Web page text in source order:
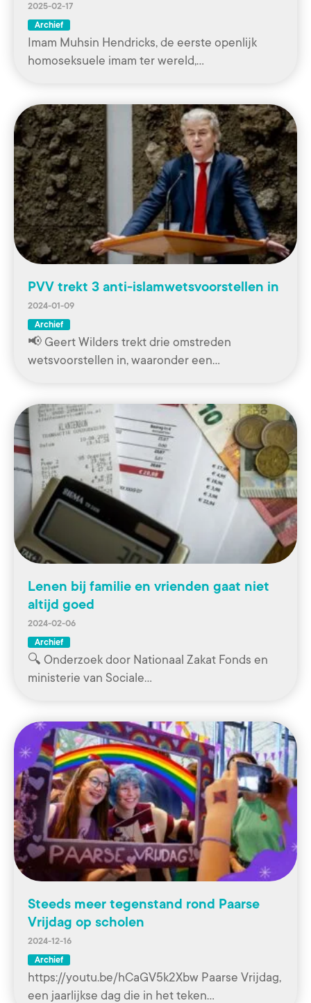
2025-02-17
Archief
Imam Muhsin Hendricks, de eerste openlijk
homoseksuele imam ter wereld,…
PVV trekt 3 anti-islamwetsvoorstellen in
2024-01-09
Archief
📢 Geert Wilders trekt drie omstreden
wetsvoorstellen in, waaronder een…
Lenen bij familie en vrienden gaat niet
altijd goed
2024-02-06
Archief
🔍 Onderzoek door Nationaal Zakat Fonds en
ministerie van Sociale…
Steeds meer tegenstand rond Paarse
Vrijdag op scholen
2024-12-16
Archief
https://youtu.be/hCaGV5k2Xbw Paarse Vrijdag,
een jaarlijkse dag die in het teken…